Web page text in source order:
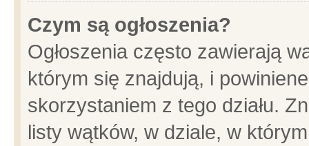
Czym są ogłoszenia?
Ogłoszenia często zawierają
którym się znajdują, i
skorzystaniem z tego działu.
listy wątków, w dziale, w